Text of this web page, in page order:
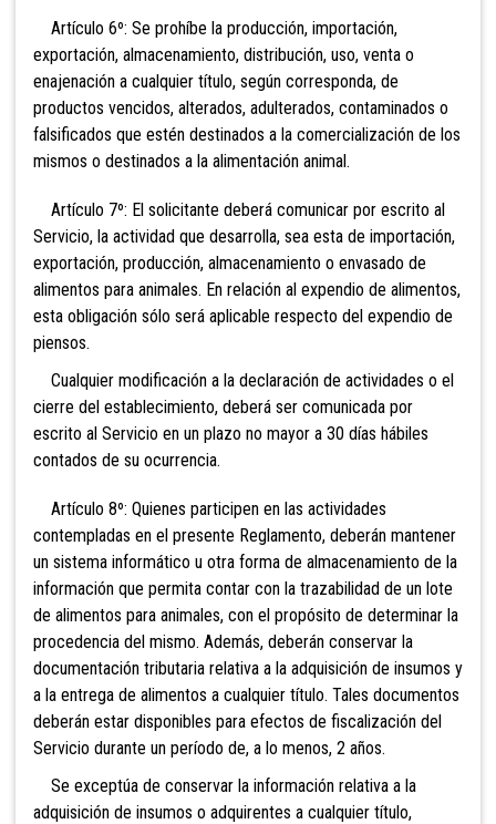
Artículo 6º: Se prohíbe la producción, importación,
exportación, almacenamiento, distribución, uso, venta o
enajenación a cualquier título, según corresponda, de
productos vencidos, alterados, adulterados, contaminados o
falsificados que estén destinados a la comercialización de los
mismos o destinados a la alimentación animal.
Artículo 7º: El solicitante deberá comunicar por escrito al
Servicio, la actividad que desarrolla, sea esta de importación,
exportación, producción, almacenamiento o envasado de
alimentos para animales. En relación al expendio de alimentos,
esta obligación sólo será aplicable respecto del expendio de
piensos.
Cualquier modificación a la declaración de actividades o el
cierre del establecimiento, deberá ser comunicada por
escrito al Servicio en un plazo no mayor a 30 días hábiles
contados de su ocurrencia.
Artículo 8º: Quienes participen en las actividades
contempladas en el presente Reglamento, deberán mantener
un sistema informático u otra forma de almacenamiento de la
información que permita contar con la trazabilidad de un lote
de alimentos para animales, con el propósito de determinar la
procedencia del mismo. Además, deberán conservar la
documentación tributaria relativa a la adquisición de insumos y
a la entrega de alimentos a cualquier título. Tales documentos
deberán estar disponibles para efectos de fiscalización del
Servicio durante un período de, a lo menos, 2 años.
Se exceptúa de conservar la información relativa a la
adquisición de insumos o adquirentes a cualquier título,